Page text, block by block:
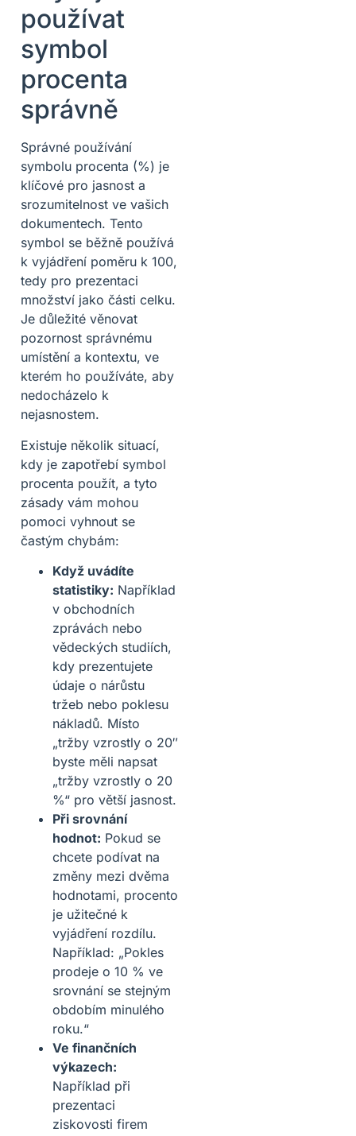
používat
symbol
procenta
správně
Správné používání
symbolu procenta (%) je
klíčové pro jasnost a
srozumitelnost ve vašich
dokumentech. Tento
symbol se běžně používá
k vyjádření poměru k 100,
tedy pro prezentaci
množství jako části celku.
Je důležité věnovat
pozornost správnému
umístění a kontextu, ve
kterém ho používáte, aby
nedocházelo k
nejasnostem.
Existuje několik situací,
kdy je zapotřebí symbol
procenta použít, a tyto
zásady vám mohou
pomoci vyhnout se
častým chybám:
Když uvádíte
statistiky: Například
v obchodních
zprávách nebo
vědeckých studiích,
kdy prezentujete
údaje o nárůstu
tržeb nebo poklesu
nákladů. Místo
„tržby vzrostly o 20″
byste měli napsat
„tržby vzrostly o 20
%“ pro větší jasnost.
Při srovnání
hodnot: Pokud se
chcete podívat na
změny mezi dvěma
hodnotami, procento
je užitečné k
vyjádření rozdílu.
Například: „Pokles
prodeje o 10 % ve
srovnání se stejným
obdobím minulého
roku.“
Ve finančních
výkazech:
Například při
prezentaci
ziskovosti firem